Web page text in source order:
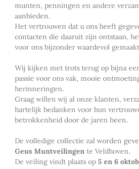
munten, penningen en andere
aanbieden.
Het vertrouwen dat u ons heeft
contacten die daaruit zijn ontstaan,
voor ons bijzonder waardevol
Wij kijken met trots terug op bijna
passie voor ons vak, mooie
herinneringen.
Graag willen wij al onze klanten,
hartelijk bedanken voor hun
betrokkenheid door de jaren heen.
De volledige collectie zal worden
Geus Muntveilingen te Veldhoven.
De veiling vindt plaats op 5 en 6